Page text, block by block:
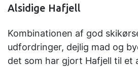
Alsidige Hafjell
Kombinationen af god
udfordringer, dejlig mad og
det som har gjort Hafjell til et